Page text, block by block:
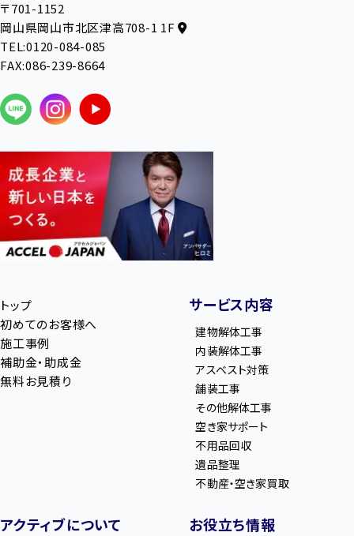
〒701-1152
岡山県岡山市北区津高708-1 1F
TEL:0120-084-085
FAX:086-239-8664
トップ
初めてのお客様へ
施工事例
補助金・助成金
無料お見積り
サービス内容
建物解体工事
内装解体工事
アスベスト対策
舗装工事
その他解体工事
空き家サポート
不用品回収
遺品整理
不動産・空き家買取
アクティブについて お役立ち情報